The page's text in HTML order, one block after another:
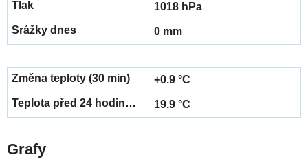
1018 hPa
0 mm
+0.9 °C
19.9 °C
Grafy